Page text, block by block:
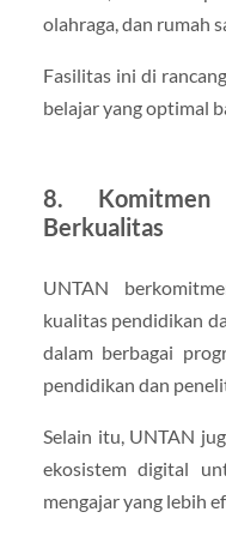
olahraga, dan rumah
Fasilitas ini di
belajar yang optimal
8. Komitmen
Berkualitas
UNTAN
kualitas pendidikan
dalam berbagai
pendidikan dan
Selain itu, UNTAN
ekosistem digital
mengajar yang lebih